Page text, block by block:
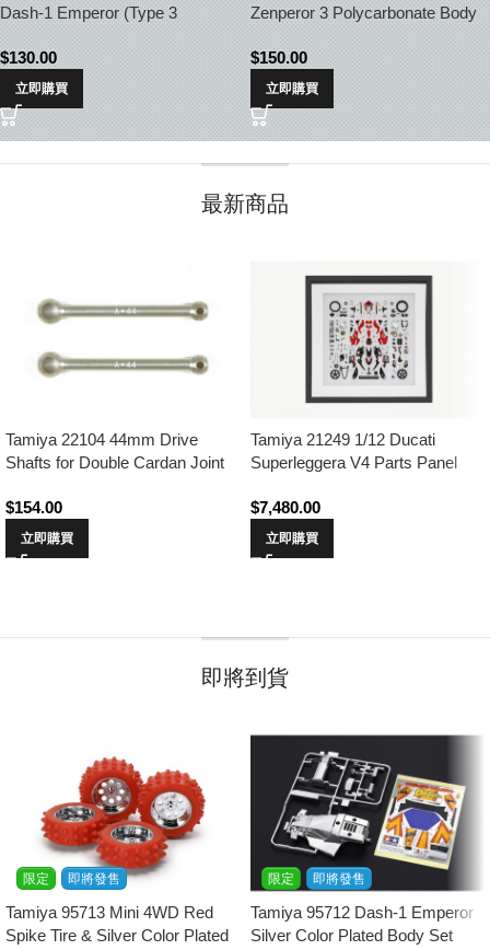
Dash-1 Emperor (Type 3
$130.00
立即購買
Zenperor 3 Polycarbonate Body
Mini 4WD 40th Anniversary
$150.00
立即購買
最新商品
Tamiya 22104 44mm Drive
Shafts for Double Cardan Joint
Type)
$154.00
立即購買
Tamiya 21249 1/12 Ducati
Superleggera V4 Parts Panel
$7,480.00
立即購買
即將到貨
限定 即將發售
Tamiya 95713 Mini 4WD Red
Spike Tire & Silver Color Plated
限定 即將發售
Tamiya 95712 Dash-1 Emperor
Silver Color Plated Body Set